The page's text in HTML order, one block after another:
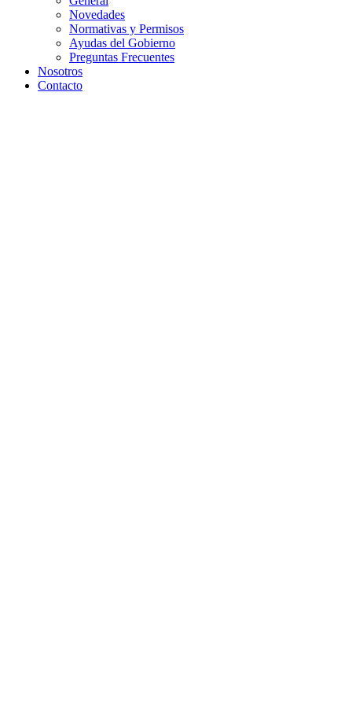
Novedades
Normativas y Permisos
Ayudas del Gobierno
Preguntas Frecuentes
Nosotros
Contacto